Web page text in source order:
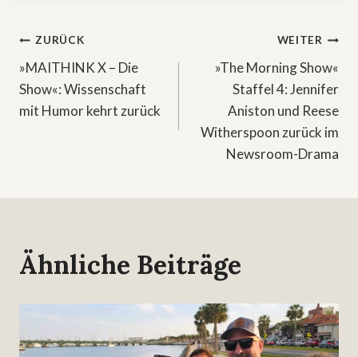
Beitragsnavigation
ZURÜCK
»MAITHINK X – Die
Show«: Wissenschaft
mit Humor kehrt zurück
WEITER
»The Morning Show«
Staffel 4: Jennifer
Aniston und Reese
Witherspoon zurück im
Newsroom-Drama
Ähnliche Beiträge